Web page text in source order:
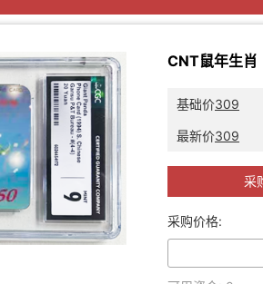
CNT鼠年生
基础价309
最新价309
采
采购价格: